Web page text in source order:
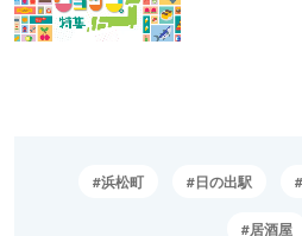
浜松町 日の出駅
居酒屋